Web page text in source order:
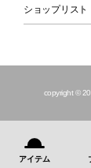
ショップリスト
copyright ©
アイテム